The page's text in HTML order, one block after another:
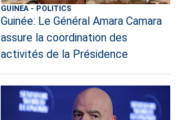
GUINEA- POLITICS
Guinée: Le Général Amara Camara
assure la coordination des
activités de la Présidence